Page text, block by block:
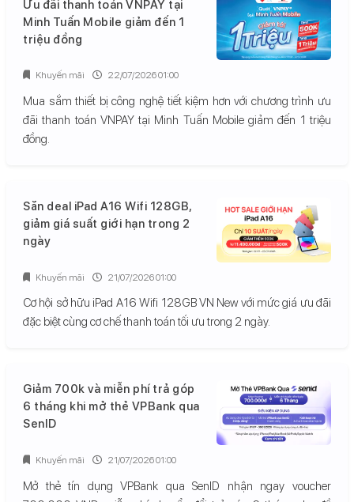
Ưu đãi thanh toán VNPAY tại
Minh Tuấn Mobile giảm đến 1
triệu đồng
Mua sắm thiết bị công nghệ tiết kiệm hơn với chương trình ưu
đãi thanh toán VNPAY tại Minh Tuấn Mobile giảm đến 1 triệu
đồng.
Khuyến mãi 22/07/2026 01:00
Săn deal iPad A16 Wifi 128GB,
giảm giá suất giới hạn trong 2
ngày
Cơ hội sở hữu iPad A16 Wifi 128GB VN New với mức giá ưu đãi
đặc biệt cùng cơ chế thanh toán tối ưu trong 2 ngày.
Khuyến mãi 21/07/2026 01:00
Giảm 700k và miễn phí trả góp
6 tháng khi mở thẻ VPBank qua
SenID
Mở thẻ tín dụng VPBank qua SenID nhận ngay voucher
Khuyến mãi 21/07/2026 01:00